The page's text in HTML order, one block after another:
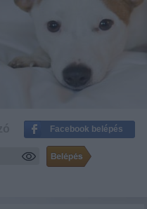
Facebook belépés